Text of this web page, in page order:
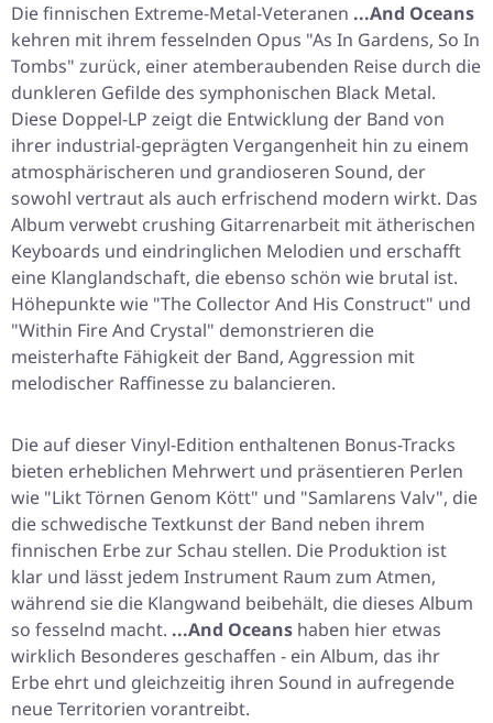
Die finnischen Extreme-Metal-Veteranen ...And Oceans
kehren mit ihrem fesselnden Opus "As In Gardens, So In
Tombs" zurück, einer atemberaubenden Reise durch die
dunkleren Gefilde des symphonischen Black Metal.
Diese Doppel-LP zeigt die Entwicklung der Band von
ihrer industrial-geprägten Vergangenheit hin zu einem
atmosphärischeren und grandioseren Sound, der
sowohl vertraut als auch erfrischend modern wirkt. Das
Album verwebt crushing Gitarrenarbeit mit ätherischen
Keyboards und eindringlichen Melodien und erschafft
eine Klanglandschaft, die ebenso schön wie brutal ist.
Höhepunkte wie "The Collector And His Construct" und
"Within Fire And Crystal" demonstrieren die
meisterhafte Fähigkeit der Band, Aggression mit
melodischer Raffinesse zu balancieren.
Die auf dieser Vinyl-Edition enthaltenen Bonus-Tracks
bieten erheblichen Mehrwert und präsentieren Perlen
wie "Likt Törnen Genom Kött" und "Samlarens Valv", die
die schwedische Textkunst der Band neben ihrem
finnischen Erbe zur Schau stellen. Die Produktion ist
klar und lässt jedem Instrument Raum zum Atmen,
während sie die Klangwand beibehält, die dieses Album
so fesselnd macht. ...And Oceans haben hier etwas
wirklich Besonderes geschaffen - ein Album, das ihr
Erbe ehrt und gleichzeitig ihren Sound in aufregende
neue Territorien vorantreibt.